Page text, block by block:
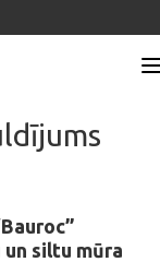
siltu mūra